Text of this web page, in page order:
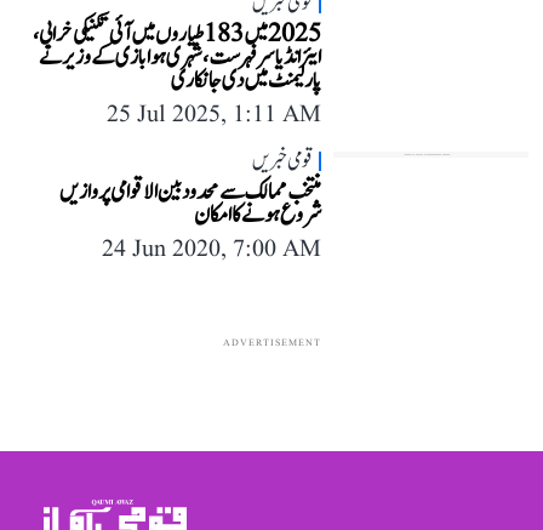
2025 میں 183 طیاروں میں آئی تکنیکی خرابی،
ایئر انڈیا سرفہرست، شہری ہوا بازی کے وزیر نے
پارلیمنٹ میں دی جانکاری
25 Jul 2025, 1:11 AM
قومی خبریں
منتخب ممالک سے محدود بین الاقوامی پروازیں
شروع ہونے کا امکان
24 Jun 2020, 7:00 AM
ADVERTISEMENT